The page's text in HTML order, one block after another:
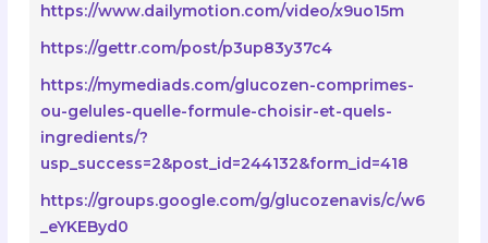
https://www.dailymotion.com/video/x9uo15m
https://gettr.com/post/p3up83y37c4
https://mymediads.com/glucozen-comprimes-
ou-gelules-quelle-formule-choisir-et-quels-
ingredients/?
usp_success=2&post_id=244132&form_id=418
https://groups.google.com/g/glucozenavis/c/w6
_eYKEByd0